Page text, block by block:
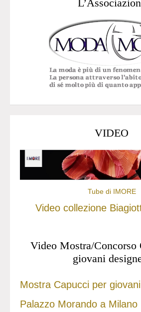
VIDEO
Tube di IMORE
Video collezione
Video Mostra/Concorso
giovani
Mostra Capucci per
Palazzo Morando a Milano